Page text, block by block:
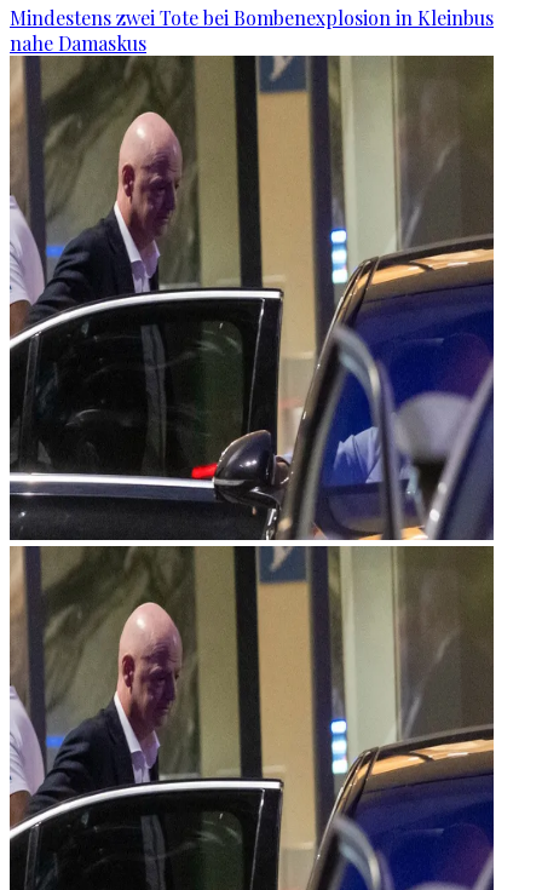
Mindestens zwei Tote bei Bombenexplosion in Kleinbus
nahe Damaskus